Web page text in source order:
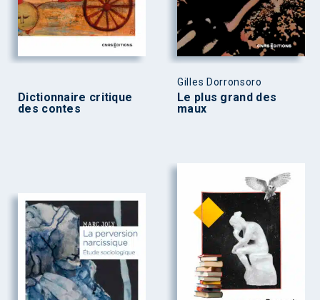
Dictionnaire critique
des contes
Gilles Dorronsoro
Le plus grand des
maux